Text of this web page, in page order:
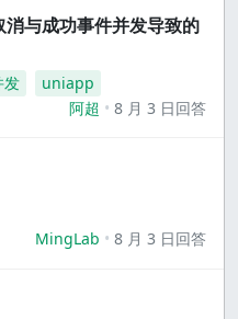
与成功事件并发导致的
发
uniapp
阿超
8 月 3 日回答
MingLab 8 月 3 日回答